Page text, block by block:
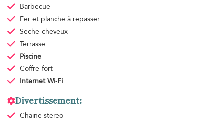
Barbecue
Fer et planche à repasser
Sèche-cheveux
Terrasse
Piscine
Coffre-fort
Internet Wi-Fi
Divertissement:
Chaîne stéréo